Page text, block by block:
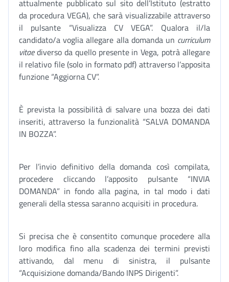
attualmente pubblicato sul sito dell’Istituto (estratto
da procedura VEGA), che sarà visualizzabile attraverso
il pulsante “Visualizza CV VEGA”. Qualora il/la
candidato/a voglia allegare alla domanda un curriculum
vitaediverso da quello presente in Vega, potrà allegare
il relativo file (solo in formato pdf) attraverso l’apposita
funzione “Aggiorna CV”.
È prevista la possibilità di salvare una bozza dei dati
inseriti, attraverso la funzionalità “SALVA DOMANDA
IN BOZZA”.
Per l’invio definitivo della domanda così compilata,
procedere cliccando l’apposito pulsante “INVIA
DOMANDA” in fondo alla pagina, in tal modo i dati
generali della stessa saranno acquisiti in procedura.
Si precisa che è consentito comunque procedere alla
loro modifica fino alla scadenza dei termini previsti
attivando, dal menu di sinistra, il pulsante
“Acquisizione domanda/Bando INPS Dirigenti”.